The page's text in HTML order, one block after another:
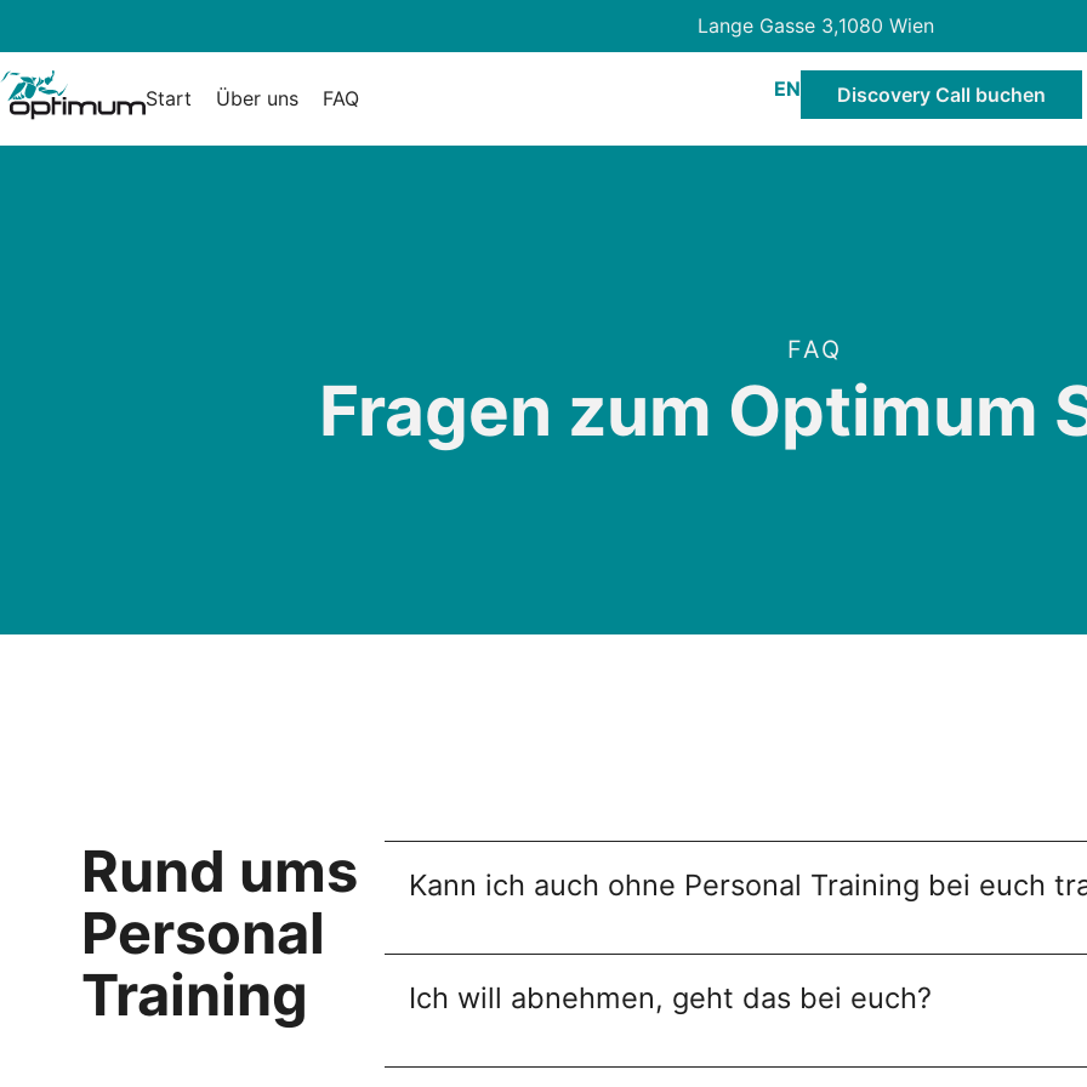
Lange Gasse 3,1080 Wien
Start Über uns FAQ EN Discovery Call buchen
FAQ
Fragen zum Optimum
Rund ums
Personal
Training
Kann ich auch ohne Personal Training bei euch
Ich will abnehmen, geht das bei euch?